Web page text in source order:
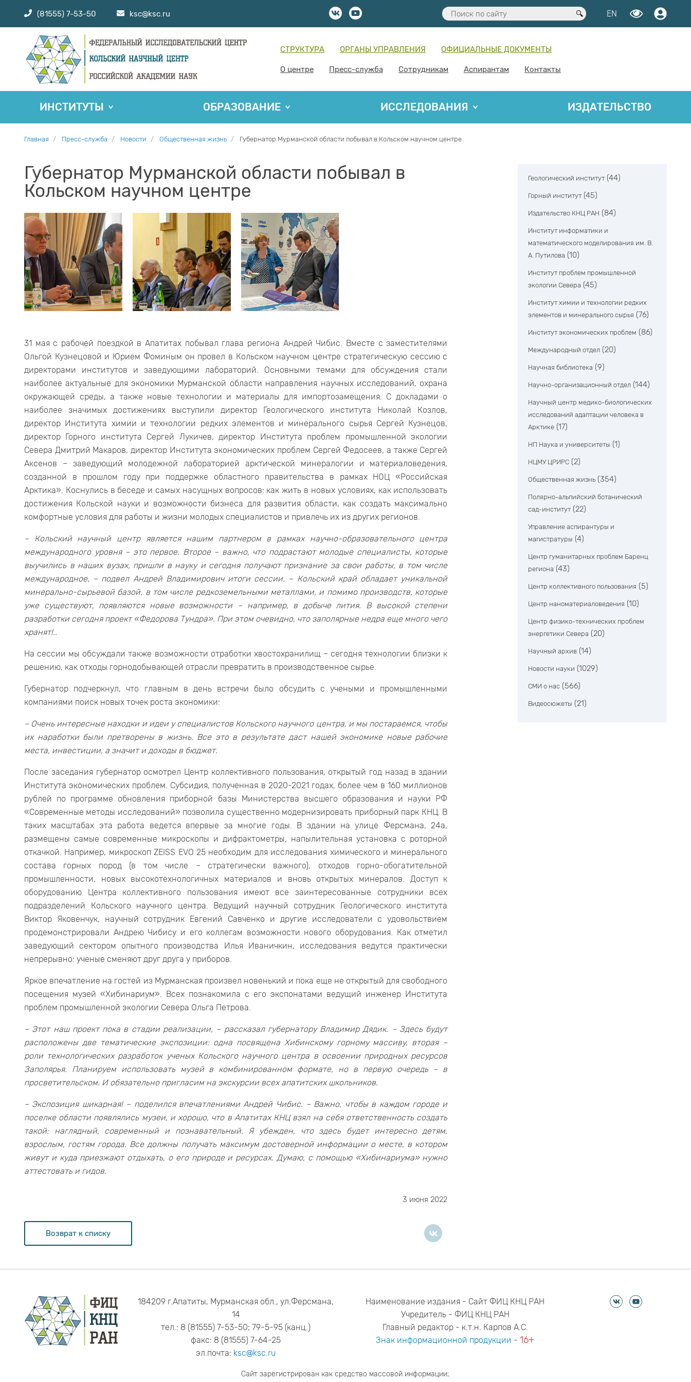
(81555) 7-53-50 ksc@ksc.ru EN
СТРУКТУРА ОРГАНЫ УПРАВЛЕНИЯ ОФИЦИАЛЬНЫЕ ДОКУМЕНТЫ
О центре Пресс-служба Сотрудникам Аспирантам Контакты
ИНСТИТУТЫ ОБРАЗОВАНИЕ ИССЛЕДОВАНИЯ ИЗДАТЕЛЬСТВО
Главная Пресс-служба Новости Общественная жизнь Губернатор Мурманской области побывал в Кольском научном центре
Губернатор Мурманской области побывал в
Кольском научном центре
31 мая с рабочей поездкой в Апатитах побывал глава региона Андрей Чибис. Вместе с заместителями
Ольгой Кузнецовой и Юрием Фоминым он провел в Кольском научном центре стратегическую сессию с
директорами институтов и заведующими лабораторий. Основными темами для обсуждения стали
наиболее актуальные для экономики Мурманской области направления научных исследований, охрана
окружающей среды, а также новые технологии и материалы для импортозамещения. С докладами о
наиболее значимых достижениях выступили директор Геологического института Николай Козлов,
директор Института химии и технологии редких элементов и минерального сырья Сергей Кузнецов,
директор Горного института Сергей Лукичев, директор Института проблем промышленной экологии
Севера Дмитрий Макаров, директор Института экономических проблем Сергей Федосеев, а также Сергей
Аксенов – заведующий молодежной лабораторией арктической минералогии и материаловедения,
созданной в прошлом году при поддержке областного правительства в рамках НОЦ «Российская
Арктика». Коснулись в беседе и самых насущных вопросов: как жить в новых условиях, как использовать
достижения Кольской науки и возможности бизнеса для развития области, как создать максимально
комфортные условия для работы и жизни молодых специалистов и привлечь их из других регионов.
– Кольский научный центр является нашим партнером в рамках научно-образовательного центра
международного уровня – это первое. Второе – важно, что подрастают молодые специалисты, которые
выучились в наших вузах, пришли в науку и сегодня получают признание за свои работы, в том числе
международное, – подвел Андрей Владимирович итоги сессии. – Кольский край обладает уникальной
минерально-сырьевой базой, в том числе редкоземельными металлами, и помимо производств, которые
уже существуют, появляются новые возможности – например, в добыче лития. В высокой степени
разработки сегодня проект «Федорова Тундра». При этом очевидно, что заполярные недра еще много чего
хранят!..
На сессии мы обсуждали также возможности отработки хвостохранилищ – сегодня технологии близки к
решению, как отходы горнодобывающей отрасли превратить в производственное сырье.
Губернатор подчеркнул, что главным в день встречи было обсудить с учеными и промышленными
компаниями поиск новых точек роста экономики:
– Очень интересные находки и идеи у специалистов Кольского научного центра, и мы постараемся, чтобы
их наработки были претворены в жизнь. Все это в результате даст нашей экономике новые рабочие
места, инвестиции, а значит и доходы в бюджет.
После заседания губернатор осмотрел Центр коллективного пользования, открытый год назад в здании
Института экономических проблем. Субсидия, полученная в 2020-2021 годах, более чем в 160 миллионов
рублей по программе обновления приборной базы Министерства высшего образования и науки РФ
«Современные методы исследований» позволила существенно модернизировать приборный парк КНЦ. В
таких масштабах эта работа ведется впервые за многие годы. В здании на улице Ферсмана, 24а,
размещены самые современные микроскопы и дифрактометры, напылительная установка с роторной
откачкой. Например, микроскоп ZEISS EVO 25 необходим для исследования химического и минерального
состава горных пород (в том числе – стратегически важного), отходов горно-обогатительной
промышленности, новых высокотехнологичных материалов и вновь открытых минералов. Доступ к
оборудованию Центра коллективного пользования имеют все заинтересованные сотрудники всех
подразделений Кольского научного центра. Ведущий научный сотрудник Геологического института
Виктор Яковенчук, научный сотрудник Евгений Савченко и другие исследователи с удовольствием
продемонстрировали Андрею Чибису и его коллегам возможности нового оборудования. Как отметил
заведующий сектором опытного производства Илья Иваничкин, исследования ведутся практически
непрерывно: ученые сменяют друг друга у приборов.
Яркое впечатление на гостей из Мурманская произвел новенький и пока еще не открытый для свободного
посещения музей «Хибинариум». Всех познакомила с его экспонатами ведущий инженер Института
проблем промышленной экологии Севера Ольга Петрова.
– Этот наш проект пока в стадии реализации, – рассказал губернатору Владимир Дядик. – Здесь будут
расположены две тематические экспозиции: одна посвящена Хибинскому горному массиву, вторая –
роли технологических разработок ученых Кольского научного центра в освоении природных ресурсов
Заполярья. Планируем использовать музей в комбинированном формате, но в первую очередь – в
просветительском. И обязательно пригласим на экскурсии всех апатитских школьников.
– Экспозиция шикарная! – поделился впечатлениями Андрей Чибис. – Важно, чтобы в каждом городе и
поселке области появлялись музеи, и хорошо, что в Апатитах КНЦ взял на себя ответственность создать
такой: наглядный, современный и познавательный. Я убежден, что здесь будет интересно детям,
взрослым, гостям города. Все должны получать максимум достоверной информации о месте, в котором
живут и куда приезжают отдыхать, о его природе и ресурсах. Думаю, с помощью «Хибинариума» нужно
аттестовать и гидов.
3 июня 2022
Возврат к списку
Геологический институт (44)
Горный институт (45)
Издательство КНЦ РАН (84)
Институт информатики и
математического моделирования им. В.
А. Путилова (10)
Институт проблем промышленной
экологии Севера (45)
Институт химии и технологии редких
элементов и минерального сырья (76)
Институт экономических проблем (86)
Международный отдел (20)
Научная библиотека (9)
Научно-организационный отдел (144)
Научный центр медико-биологических
исследований адаптации человека в
Арктике (17)
НП Наука и университеты (1)
НЦМУ ЦРИРС (2)
Общественная жизнь (354)
Полярно-альпийский ботанический
сад-институт (22)
Управление аспирантуры и
магистратуры (4)
Центр гуманитарных проблем Баренц
региона (43)
Центр коллективного пользования (5)
Центр наноматериаловедения (10)
Центр физико-технических проблем
энергетики Севера (20)
Научный архив (14)
Новости науки (1029)
СМИ о нас (566)
Видеосюжеты (21)
184209 г.Апатиты, Мурманская обл., ул.Ферсмана,
14
тел.: 8 (81555) 7-53-50; 79-5-95 (канц.)
факс: 8 (81555) 7-64-25
эл.почта: ksc@ksc.ru
Наименование издания - Сайт ФИЦ КНЦ РАН
Учредитель - ФИЦ КНЦ РАН
Главный редактор - к.т.н. Карпов А.С.
Знак информационной продукции -16+
Сайт зарегистрирован как средство массовой информации;